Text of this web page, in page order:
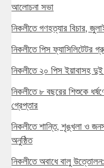
আলোচনা সভা
নিকলীতে গণহত্যার বিচার,
নিকলীতে পিস ফ্যাসিলিটেটর
নিকলীতে ২০ পিস ইয়াবাসহ
নিকলীতে ৮ বছরের শিশুকে
গ্রেপ্তার
নিকলীতে শান্তি, শৃঙ্খলা ও
অনুষ্ঠিত
নিকলীতে অবাধে বালু